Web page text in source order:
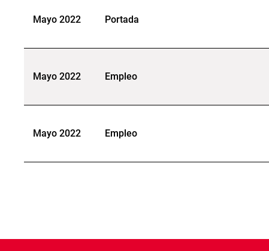
Mayo 2022 Portada
Mayo 2022 Empleo
Mayo 2022 Empleo